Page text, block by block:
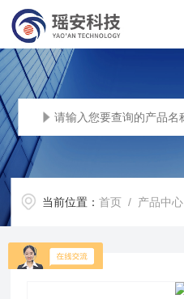
当前位置：首页 / 产品中心